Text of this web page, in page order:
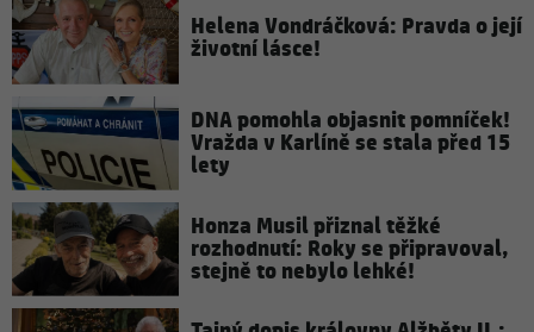
Helena Vondráčková: Pravda o její
životní lásce!
DNA pomohla objasnit pomníček!
Vražda v Karlíně se stala před 15
lety
Honza Musil přiznal těžké
rozhodnutí: Roky se připravoval,
stejně to nebylo lehké!